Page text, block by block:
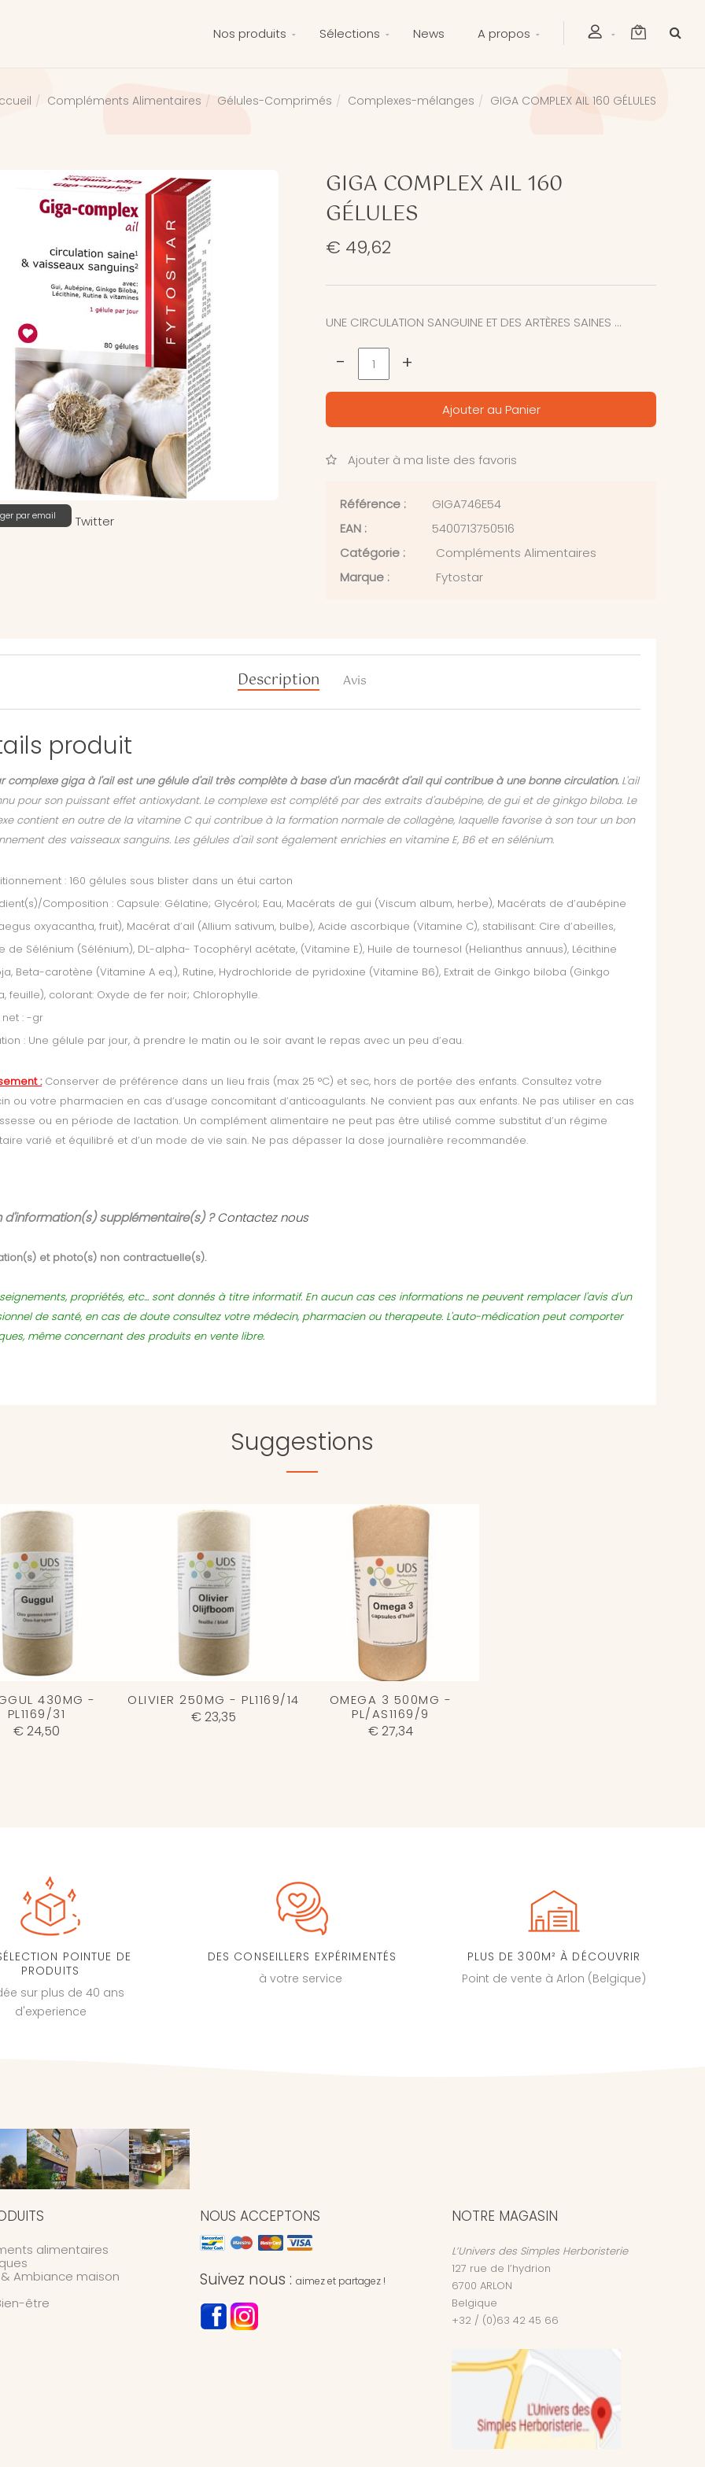
Nos produits Sélections News A propos
Compléments Alimentaires Gélules-Comprimés Complexes-mélanges GIGA COMPLEX AIL 160 GÉLULES
par email Twitter
GIGA COMPLEX AIL 160
GÉLULES
€ 49,62
UNE CIRCULATION SANGUINE ET DES ARTÈRES SAINES ...
- +
Ajouter au Panier
Ajouter à ma liste des favoris
Référence :
GIGA746E54
EAN :
5400713750516
Catégorie :
Compléments Alimentaires
Marque :
Fytostar
Description Avis
produit
complexe giga à l'ail est une gélule d'ail très complète à base d'un macérât d'ail qui contribue à une bonne circulation.L'ail
pour son puissant effet antioxydant. Le complexe est complété par des extraits d'aubépine, de gui et de ginkgo biloba. Le
contient en outre de la vitamine C qui contribue à la formation normale de collagène, laquelle favorise à son tour un bon
des vaisseaux sanguins. Les gélules d'ail sont également enrichies en vitamine E, B6 et en sélénium.
: 160 gélules sous blister dans un étui carton
Composition : Capsule: Gélatine; Glycérol; Eau, Macérats de gui (Viscum album, herbe), Macérats de d’aubépine
oxyacantha, fruit), Macérat d’ail (Allium sativum, bulbe), Acide ascorbique (Vitamine C), stabilisant: Cire d’abeilles,
de Sélénium (Sélénium), DL-alpha- Tocophéryl acétate, (Vitamine E), Huile de tournesol (Helianthus annuus), Lécithine
Beta-carotène (Vitamine A eq.), Rutine, Hydrochloride de pyridoxine (Vitamine B6), Extrait de Ginkgo biloba (Ginkgo
feuille), colorant: Oxyde de fer noir; Chlorophylle.
net : -gr
: Une gélule par jour, à prendre le matin ou le soir avant le repas avec un peu d’eau.
:Conserver de préférence dans un lieu frais (max 25 °C) et sec, hors de portée des enfants. Consultez votre
ou votre pharmacien en cas d’usage concomitant d’anticoagulants. Ne convient pas aux enfants. Ne pas utiliser en cas
ou en période de lactation. Un complément alimentaire ne peut pas être utilisé comme substitut d’un régime
varié et équilibré et d’un mode de vie sain. Ne pas dépasser la dose journalière recommandée.
d'information(s) supplémentaire(s) ?Contactez nous
et photo(s) non contractuelle(s).
propriétés, etc... sont donnés à titre informatif. En aucun cas ces informations ne peuvent remplacer l'avis d'un
de santé, en cas de doute consultez votre médecin, pharmacien ou therapeute. L'auto-médication peut comporter
même concernant des produits en vente libre.
Suggestions
430MG -
PL1169/31
€ 24,50
OLIVIER 250MG - PL1169/14
€ 23,35
OMEGA 3 500MG -
PL/AS1169/9
€ 27,34
POINTUE DE
PRODUITS
sur plus de 40 ans
d'experience
DES CONSEILLERS EXPÉRIMENTÉS
à votre service
PLUS DE 300M² À DÉCOUVRIR
Point de vente à Arlon (Belgique)
alimentaires
Ambiance maison
être
NOUS ACCEPTONS
Suivez nous : aimez et partagez !
NOTRE MAGASIN
L’Univers des Simples Herboristerie
127 rue de l’hydrion
6700 ARLON
Belgique
+32 / (0)63 42 45 66